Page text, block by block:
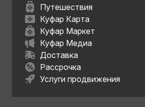
Путешествия
Куфар Карта
Куфар Маркет
Куфар Медиа
Доставка
Рассрочка
Услуги продвижения